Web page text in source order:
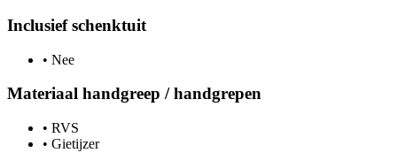
Inclusief schenktuit
• Nee
Materiaal handgreep / handgrepen
• RVS
• Gietijzer